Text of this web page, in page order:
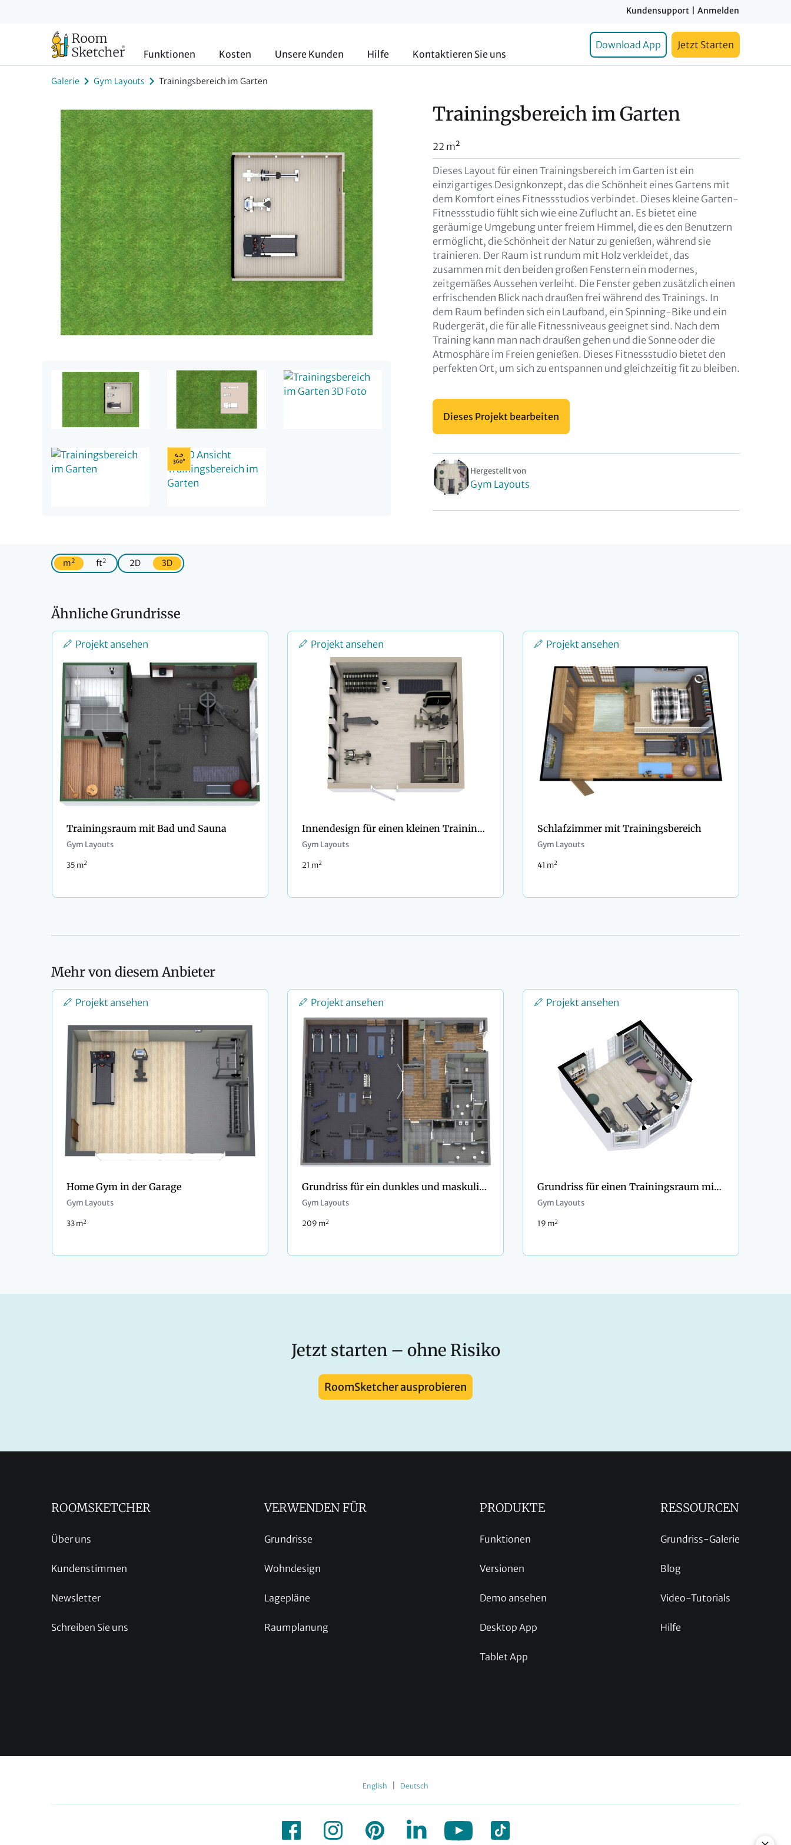
Kundensupport Anmelden
Funktionen Kosten Unsere Kunden Hilfe Kontaktieren Sie uns
Download App Jetzt Starten
Galerie Gym Layouts Trainingsbereich im Garten
Trainingsbereich im Garten
22 m²
Dieses Layout für einen Trainingsbereich im Garten ist ein
einzigartiges Designkonzept, das die Schönheit eines Gartens mit
dem Komfort eines Fitnessstudios verbindet. Dieses kleine Garten-
Fitnessstudio fühlt sich wie eine Zuflucht an. Es bietet eine
geräumige Umgebung unter freiem Himmel, die es den Benutzern
ermöglicht, die Schönheit der Natur zu genießen, während sie
trainieren. Der Raum ist rundum mit Holz verkleidet, das
zusammen mit den beiden großen Fenstern ein modernes,
zeitgemäßes Aussehen verleiht. Die Fenster geben zusätzlich einen
erfrischenden Blick nach draußen frei während des Trainings. In
dem Raum befinden sich ein Laufband, ein Spinning-Bike und ein
Rudergerät, die für alle Fitnessniveaus geeignet sind. Nach dem
Training kann man nach draußen gehen und die Sonne oder die
Atmosphäre im Freien genießen. Dieses Fitnessstudio bietet den
perfekten Ort, um sich zu entspannen und gleichzeitig fit zu bleiben.
Dieses Projekt bearbeiten
Hergestellt von
Gym Layouts
m2 ft2 2D 3D
Ähnliche Grundrisse
Projekt ansehen
Trainingsraum mit Bad und Sauna
Gym Layouts
35 m2
Projekt ansehen
Innendesign für einen kleinen Trainingsraum
Gym Layouts
21 m2
Projekt ansehen
Schlafzimmer mit Trainingsbereich
Gym Layouts
41 m2
Mehr von diesem Anbieter
Projekt ansehen
Home Gym in der Garage
Gym Layouts
33 m2
Projekt ansehen
Grundriss für ein dunkles und maskulines Fitness-Studio
Gym Layouts
209 m2
Projekt ansehen
Grundriss für einen Trainingsraum mit Erkerfenster
Gym Layouts
19 m2
Jetzt starten – ohne Risiko
RoomSketcher ausprobieren
ROOMSKETCHER
Über uns
Kundenstimmen
Newsletter
Schreiben Sie uns
VERWENDEN FÜR
Grundrisse
Wohndesign
Lagepläne
Raumplanung
PRODUKTE
Funktionen
Versionen
Demo ansehen
Desktop App
Tablet App
RESSOURCEN
Grundriss-Galerie
Blog
Video-Tutorials
Hilfe
English Deutsch